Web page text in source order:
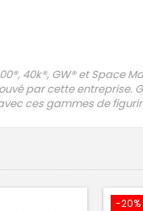
40k®, GW® et Space
par cette
ces gammes de
-20%